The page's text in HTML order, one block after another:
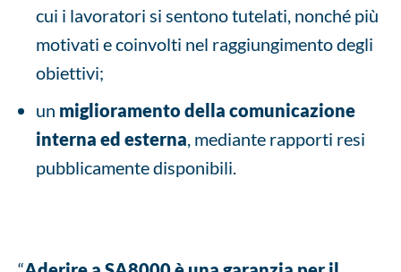
cui i lavoratori si sentono tutelati, nonché più
motivati e coinvolti nel raggiungimento degli
obiettivi;
un miglioramento della comunicazione
interna ed esterna, mediante rapporti resi
pubblicamente disponibili.